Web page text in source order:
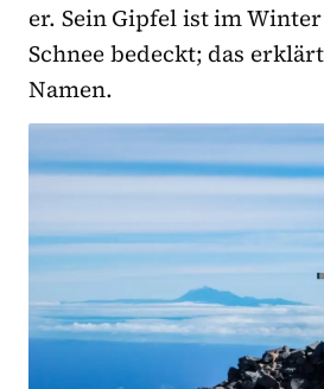
er. Sein Gipfel ist im
Schnee bedeckt; das
Namen.